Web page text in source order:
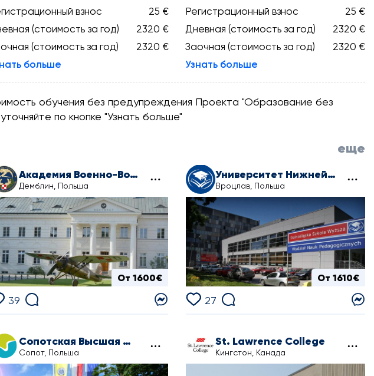
взнос
25 €
(стоимость за год)
2320 €
(стоимость за год)
2320 €
больше
Регистрационный взнос
25 €
Дневная (стоимость за год)
2320 €
Заочная (стоимость за год)
2320 €
Узнать больше
обучения без предупреждения Проекта "Образование без
по кнопке "Узнать больше"
еще
Академия Военно-Воздушных Сил в Демблине
Демблин, Польша
От 1600€
39
Университет Нижней Силезии
Вроцлав, Польша
От 1610€
27
Сопотская Высшая Школа
Сопот, Польша
St. Lawrence College
Кингстон, Канада